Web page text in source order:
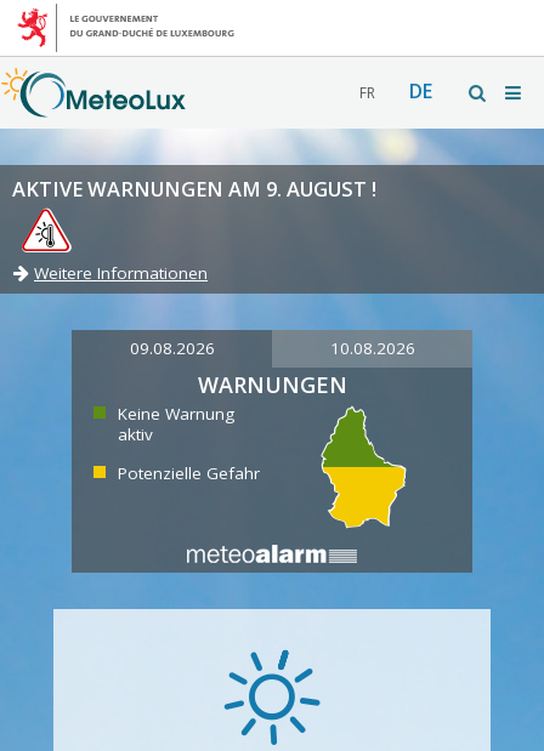
FR DE
AKTIVE WARNUNGEN AM 9. AUGUST !
Weitere Informationen
09.08.2026 10.08.2026
WARNUNGEN
Keine Warnung
aktiv
Potenzielle Gefahr